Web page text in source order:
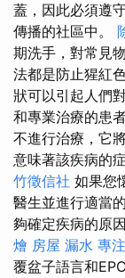
蓋，因此必須遵
傳播的社區中。
期洗手，對常見
法都是防止猩紅
狀可以引起人們
和專業治療的患
不進行治療，它
意味著該疾病的
竹徵信社 如果您
醫生並進行適當
夠確定疾病的原
燴 房屋 漏水 專
覆盆子語言和